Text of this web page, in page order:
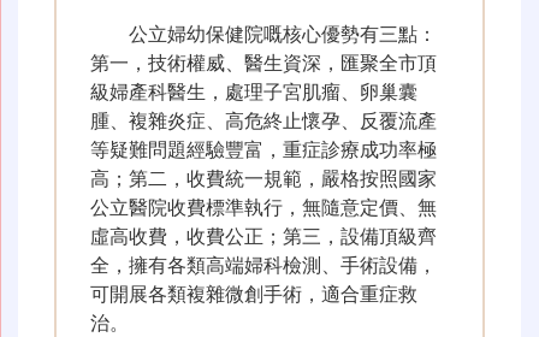
公立婦幼保健院嘅核心優勢有三點：
第一，技術權威、醫生資深，匯聚全市頂
級婦產科醫生，處理子宮肌瘤、卵巢囊
腫、複雜炎症、高危終止懷孕、反覆流產
等疑難問題經驗豐富，重症診療成功率極
高；第二，收費統一規範，嚴格按照國家
公立醫院收費標準執行，無隨意定價、無
虛高收費，收費公正；第三，設備頂級齊
全，擁有各類高端婦科檢測、手術設備，
可開展各類複雜微創手術，適合重症救
治。